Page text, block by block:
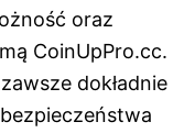
oraz
CoinUpPro.cc.
dokładnie